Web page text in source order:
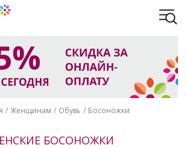
Женщинам Обувь Босоножки
БОСОНОЖКИ